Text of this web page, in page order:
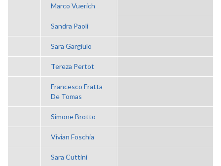
Marco Vuerich
Sandra Paoli
Sara Gargiulo
Tereza Pertot
Francesco Fratta
De Tomas
Simone Brotto
Vivian Foschia
Sara Cuttini